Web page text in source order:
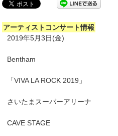
アーティストコンサート情報
2019年5月3日(金)
Bentham
「VIVA LA ROCK 2019」
さいたまスーパーアリーナ
CAVE STAGE